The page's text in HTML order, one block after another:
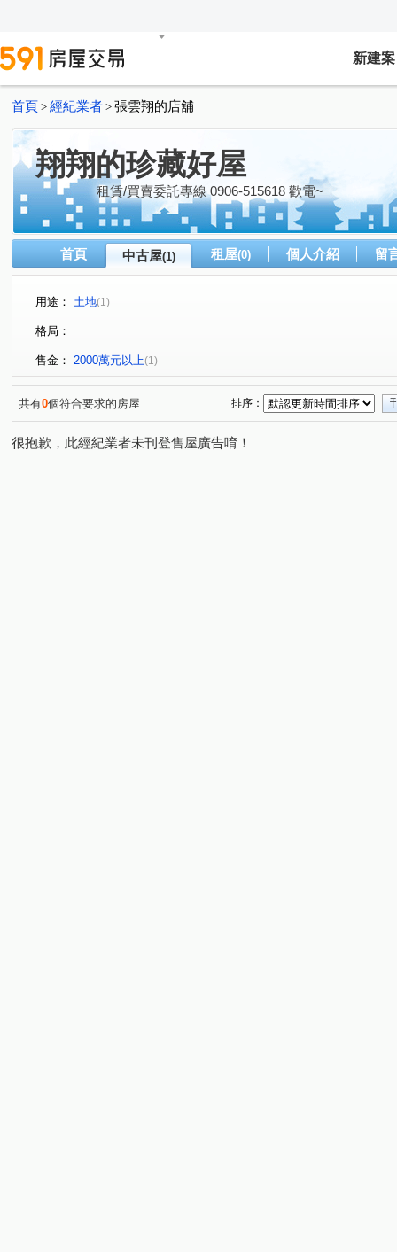
新建案
首頁 > 經紀業者 > 張雲翔的店舖
翔翔的珍藏好屋
租賃/買賣委託專線 0906-515618 歡電~
首頁 中古屋(1) 租屋(0) 個人介紹 留
用途： 土地(1)
格局：
售金： 2000萬元以上(1)
共有0個符合要求的房屋 排序：
很抱歉，此經紀業者未刊登售屋廣告唷！